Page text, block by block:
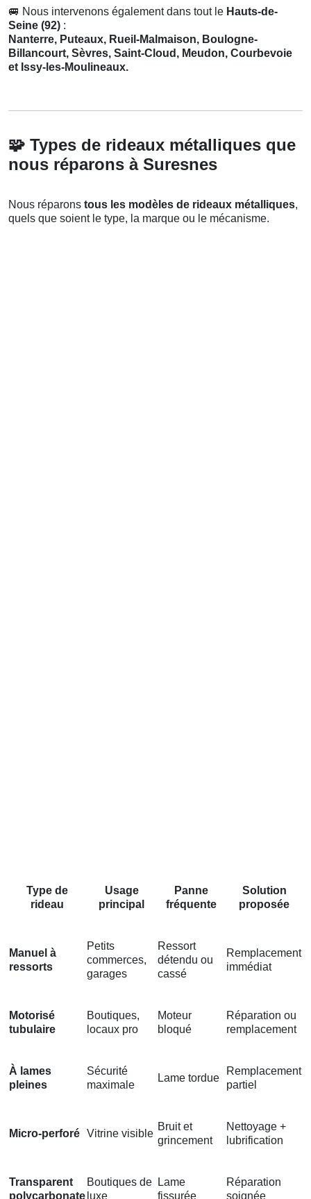
🚐 Nous intervenons également dans tout le Hauts-de-
Seine (92) :
Nanterre, Puteaux, Rueil-Malmaison, Boulogne-
Billancourt, Sèvres, Saint-Cloud, Meudon, Courbevoie
et Issy-les-Moulineaux.
🧩 Types de rideaux métalliques que
nous réparons à Suresnes
Nous réparons tous les modèles de rideaux métalliques,
quels que soient le type, la marque ou le mécanisme.
Type de
rideau
Usage
principal
Panne
fréquente
Solution
proposée
Manuel à
ressorts
Petits
commerces,
garages
Ressort
détendu ou
cassé
Remplacement
immédiat
Motorisé
tubulaire
Boutiques,
locaux pro
Moteur
bloqué
Réparation ou
remplacement
À lames
pleines
Sécurité
maximale
Lame tordue
Remplacement
partiel
Micro-perforé Vitrine visible
Bruit et
grincement
Nettoyage +
lubrification
Transparent
polycarbonate
Boutiques de
luxe
Lame
fissurée
Réparation
soignée